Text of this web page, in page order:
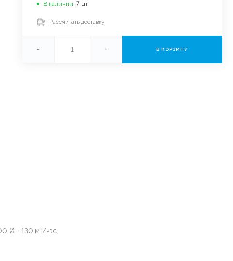
В наличии 7 шт
Рассчитать доставку
- + В КОРЗИНУ
Ø - 130 м³/час.